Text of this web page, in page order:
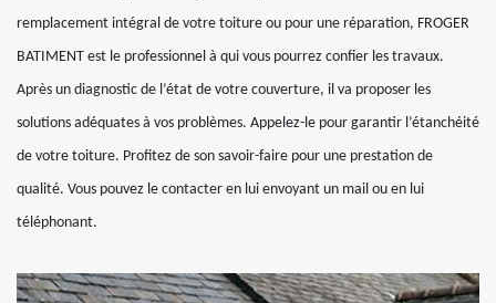
remplacement intégral de votre toiture ou pour une réparation, FROGER
BATIMENT est le professionnel à qui vous pourrez confier les travaux.
Après un diagnostic de l’état de votre couverture, il va proposer les
solutions adéquates à vos problèmes. Appelez-le pour garantir l’étanchéité
de votre toiture. Profitez de son savoir-faire pour une prestation de
qualité. Vous pouvez le contacter en lui envoyant un mail ou en lui
téléphonant.